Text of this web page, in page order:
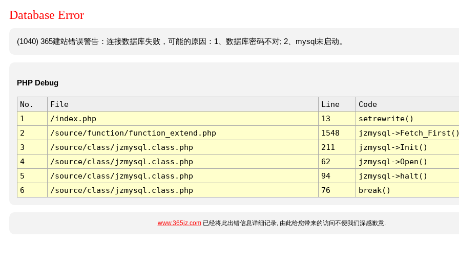
Database Error
(1040) 365建站错误警告：连接数据库失败，可能的原因：1、数据库密码不对; 2、mysql未启动。
PHP Debug
No. File Line
Code
1
/index.php 13
setrewrite()
2
/source/function/function_extend.php 1548
jzmysql-
3
/source/class/jzmysql.class.php 211
jzmysql->Init()
4
/source/class/jzmysql.class.php 62
jzmysql->Open()
5
/source/class/jzmysql.class.php 94
jzmysql->halt()
6
/source/class/jzmysql.class.php 76 break()
www.365jz.com已经将此出错信息详细记录, 由此给您带来的访问不便我们深感歉意.